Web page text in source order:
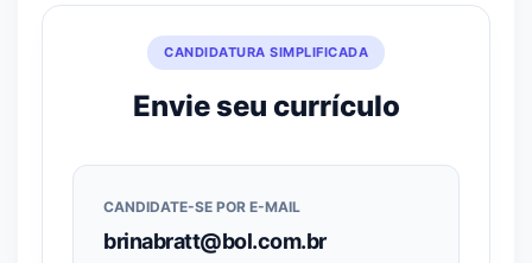
CANDIDATURA SIMPLIFICADA
Envie seu currículo
CANDIDATE-SE POR E-MAIL
brinabratt@bol.com.br